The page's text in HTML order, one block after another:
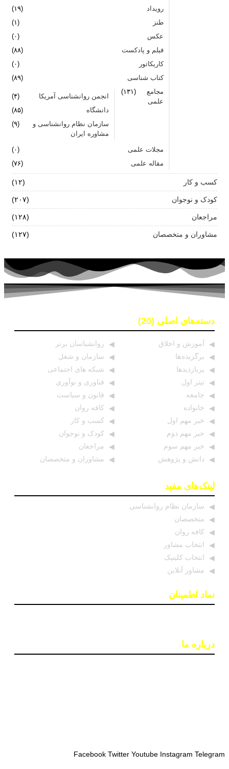
رویداد
(۱۹)
طنز
(۱)
عکس
(۰)
فیلم و پادکست
(۸۸)
کاریکاتور
(۰)
کتاب شناسی
(۸۹)
مجامع
علمی
(۱۳۱)
انجمن روانشناسی آمریکا
(۴)
دانشگاه
(۸۵)
سازمان نظام روانشناسی و
مشاوره ایران
(۹)
مجلات علمی
(۰)
مقاله علمی
(۷۶)
کسب و کار (۱۲)
کودک و نوجوان (۲۰۷)
مراجعان (۱۲۸)
مشاوران و متخصصان (۱۲۷)
دسته‌های اصلی (20)
آموزش و اخلاق
برگزیده ها
پربازدیدها
تیتر اول
جامعه
خانواده
خبر مهم اول
خبر مهم دوم
خبر مهم سوم
دانش و پژوهش
روانشناسان برتر
سازمان و شغل
شبکه های اجتماعی
فناوری و نوآوری
قانون و سیاست
کافه روان
کسب و کار
کودک و نوجوان
مراجعان
مشاوران و متخصصان
لینک‌های مفید
سازمان نظام روانشناسی
متخصصان
کافه روان
انتخاب مشاور
انتخاب کلینیک
مشاور آنلاین
نماد اطمینان
درباره ما
Facebook Twitter Youtube Instagram Telegram